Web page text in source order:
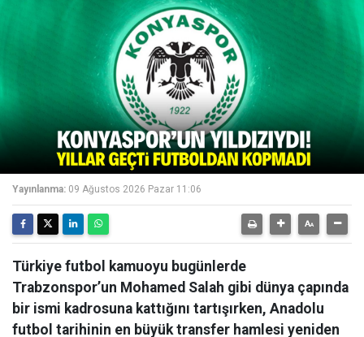
Yayınlanma: 09 Ağustos 2026 Pazar 11:06
Türkiye futbol kamuoyu bugünlerde
Trabzonspor’un Mohamed Salah gibi dünya çapında
bir ismi kadrosuna kattığını tartışırken, Anadolu
futbol tarihinin en büyük transfer hamlesi yeniden